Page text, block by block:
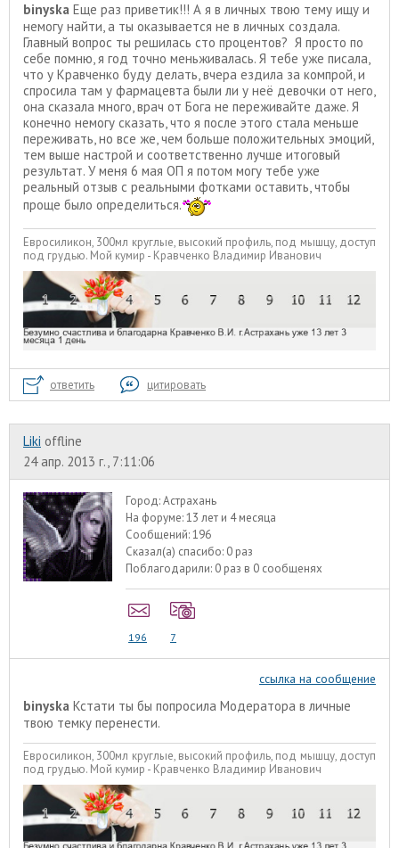
binyska Еще раз приветик!!! А я в личных твою тему ищу и
немогу найти, а ты оказывается не в личных создала.
Главный вопрос ты решилась сто процентов? Я просто по
себе помню, я год точно меньживалась. Я тебе уже писала,
что у Кравченко буду делать, вчера ездила за компрой, и
спросила там у фармацевта были ли у неё девочки от него,
она сказала много, врач от Бога не переживайте даже. Я
конечно немогу сказать, что я после этого стала меньше
переживать, но все же, чем больше положительных эмоций,
тем выше настрой и соответственно лучше итоговый
результат. У меня 6 мая ОП я потом могу тебе уже
реальный отзыв с реальными фотками оставить, чтобы
проще было определиться.
Евросиликон, 300мл круглые, высокий профиль, под мышцу, доступ
под грудью. Мой кумир - Кравченко Владимир Иванович
ответить цитировать
Liki offline
24 апр. 2013 г., 7:11:06
Город:Астрахань
На форуме:13 лет и 4 месяца
Сообщений:196
Сказал(а) спасибо: 0 раз
Поблагодарили: 0 раз в 0 сообщенях
196 7
ссылка на сообщение
binyska Кстати ты бы попросила Модератора в личные
твою темку перенести.
Евросиликон, 300мл круглые, высокий профиль, под мышцу, доступ
под грудью. Мой кумир - Кравченко Владимир Иванович